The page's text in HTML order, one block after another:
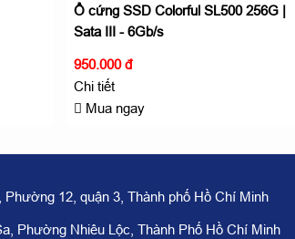
Ổ cứng SSD Colorful SL500 256G |
Sata III - 6Gb/s
950.000 đ
Chi tiết
Mua ngay
Phường 12, quận 3, Thành phố Hồ Chí Minh
Phường Nhiêu Lộc, Thành Phố Hồ Chí Minh